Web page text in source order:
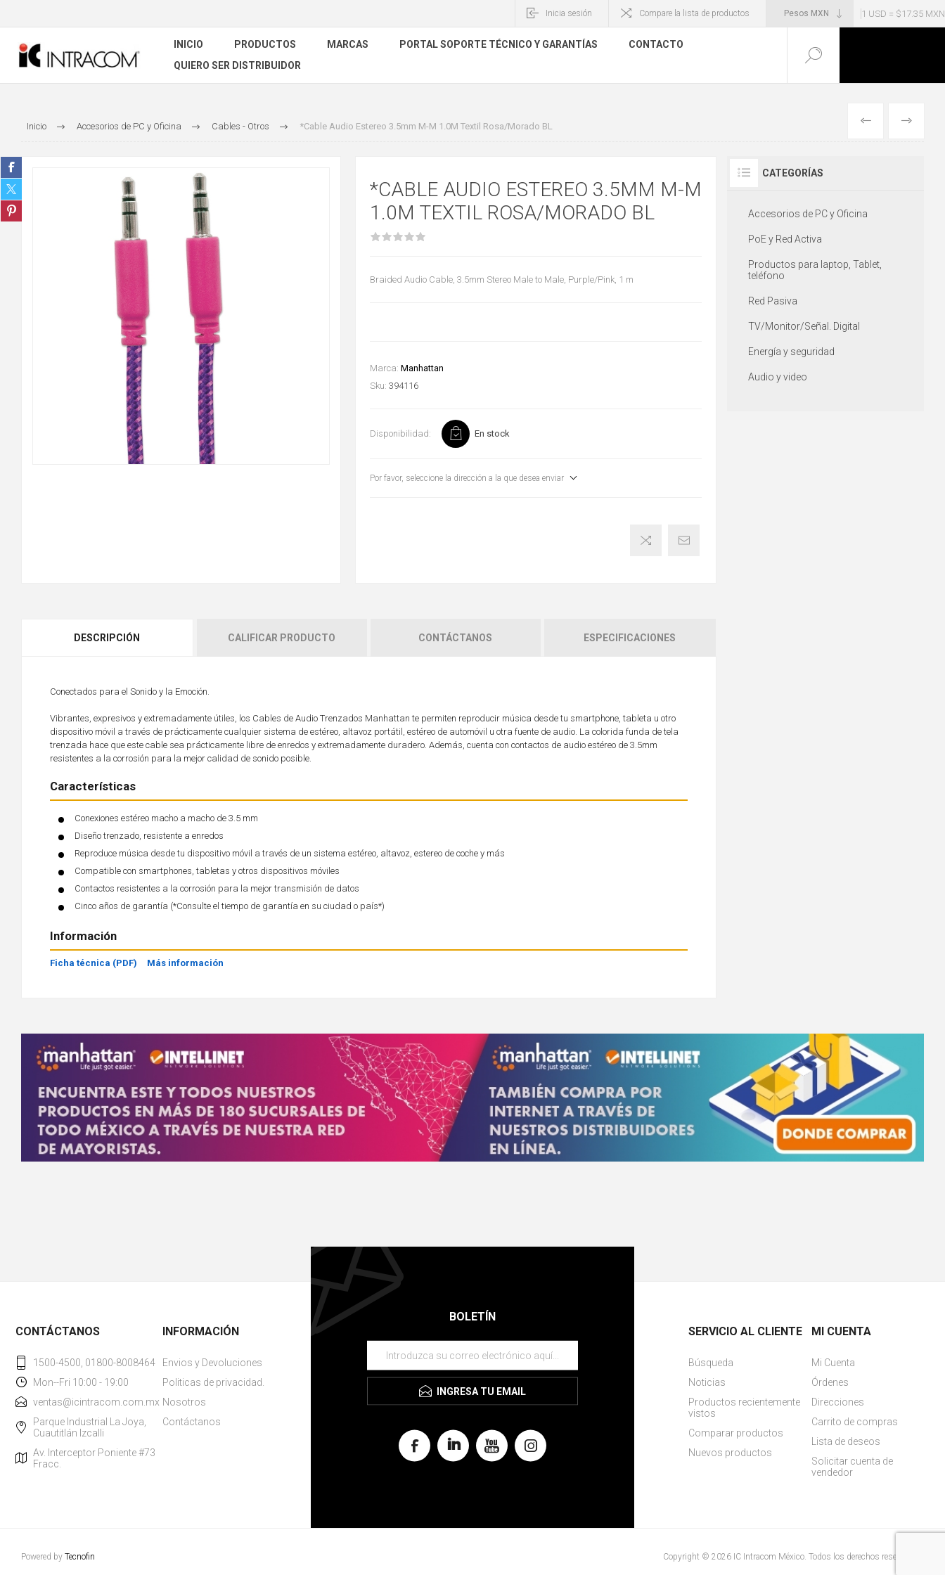
1 USD = $17.35 MXN
Inicia sesión Compare la lista de productos
INICIO PRODUCTOS MARCAS PORTAL SOPORTE TÉCNICO Y GARANTÍAS
CONTACTO
QUIERO SER DISTRIBUIDOR
Inicio Accesorios de PC y Oficina Cables - Otros *Cable Audio Estereo 3.5mm M-M 1.0M Textil Rosa/Morado BL ANTERIOR
*CABLE AUDIO ESTEREO 3.5MM M-M
1.0M TEXTIL ROSA/MORADO BL
Braided Audio Cable, 3.5mm Stereo Male to Male, Purple/Pink, 1 m
Marca: Manhattan
Sku: 394116
Disponibilidad: En stock
Por favor, seleccione la dirección a la que desea enviar
DESCRIPCIÓN CALIFICAR PRODUCTO CONTÁCTANOS ESPECIFICACIONES
Conectados para el Sonido y la Emoción.
Vibrantes, expresivos y extremadamente útiles, los Cables de Audio Trenzados Manhattan te permiten reproducir música desde tu smartphone, tableta u otro
dispositivo móvil a través de prácticamente cualquier sistema de estéreo, altavoz portátil, estéreo de automóvil u otra fuente de audio. La colorida funda de tela
trenzada hace que este cable sea prácticamente libre de enredos y extremadamente duradero. Además, cuenta con contactos de audio estéreo de 3.5mm
resistentes a la corrosión para la mejor calidad de sonido posible.
Características
Conexiones estéreo macho a macho de 3.5 mm
Diseño trenzado, resistente a enredos
Reproduce música desde tu dispositivo móvil a través de un sistema estéreo, altavoz, estereo de coche y más
Compatible con smartphones, tabletas y otros dispositivos móviles
Contactos resistentes a la corrosión para la mejor transmisión de datos
Cinco años de garantía (*Consulte el tiempo de garantía en su ciudad o país*)
Información
Ficha técnica (PDF) Más información
CATEGORÍAS
Accesorios de PC y Oficina
PoE y Red Activa
Productos para laptop, Tablet,
teléfono
Red Pasiva
TV/Monitor/Señal. Digital
Energía y seguridad
Audio y video
BOLETÍN
INGRESA TU EMAIL
CONTÁCTANOS
1500-4500, 01800-8008464
Mon--Fri 10:00 - 19:00
ventas@icintracom.com.mx
Parque Industrial La Joya,
Cuautitlán Izcalli
Av. Interceptor Poniente #73
Fracc.
INFORMACIÓN
Envios y Devoluciones
Politicas de privacidad.
Nosotros
Contáctanos
SERVICIO AL CLIENTE
Búsqueda
Noticias
Productos recientemente
vistos
Comparar productos
Nuevos productos
MI CUENTA
Mi Cuenta
Órdenes
Direcciones
Carrito de compras
Lista de deseos
Solicitar cuenta de
vendedor
Powered by Tecnofin Copyright © 2026 IC Intracom México. Todos los derechos reservados.